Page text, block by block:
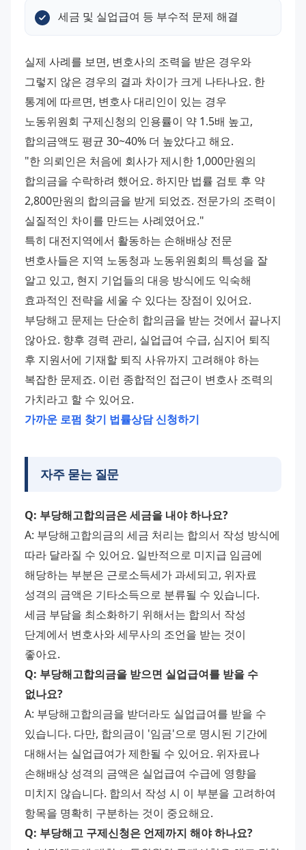
세금 및 실업급여 등 부수적 문제 해결
실제 사례를 보면, 변호사의 조력을 받은 경우와
그렇지 않은 경우의 결과 차이가 크게 나타나요. 한
통계에 따르면, 변호사 대리인이 있는 경우
노동위원회 구제신청의 인용률이 약 1.5배 높고,
합의금액도 평균 30~40% 더 높았다고 해요.
"한 의뢰인은 처음에 회사가 제시한 1,000만원의
합의금을 수락하려 했어요. 하지만 법률 검토 후 약
2,800만원의 합의금을 받게 되었죠. 전문가의 조력이
실질적인 차이를 만드는 사례였어요."
특히 대전지역에서 활동하는 손해배상 전문
변호사들은 지역 노동청과 노동위원회의 특성을 잘
알고 있고, 현지 기업들의 대응 방식에도 익숙해
효과적인 전략을 세울 수 있다는 장점이 있어요.
부당해고 문제는 단순히 합의금을 받는 것에서 끝나지
않아요. 향후 경력 관리, 실업급여 수급, 심지어 퇴직
후 지원서에 기재할 퇴직 사유까지 고려해야 하는
복잡한 문제죠. 이런 종합적인 접근이 변호사 조력의
가치라고 할 수 있어요.
가까운 로펌 찾기 법률상담 신청하기
자주 묻는 질문
Q: 부당해고합의금은 세금을 내야 하나요?
A: 부당해고합의금의 세금 처리는 합의서 작성 방식에
따라 달라질 수 있어요. 일반적으로 미지급 임금에
해당하는 부분은 근로소득세가 과세되고, 위자료
성격의 금액은 기타소득으로 분류될 수 있습니다.
세금 부담을 최소화하기 위해서는 합의서 작성
단계에서 변호사와 세무사의 조언을 받는 것이
좋아요.
Q: 부당해고합의금을 받으면 실업급여를 받을 수
없나요?
A: 부당해고합의금을 받더라도 실업급여를 받을 수
있습니다. 다만, 합의금이 '임금'으로 명시된 기간에
대해서는 실업급여가 제한될 수 있어요. 위자료나
손해배상 성격의 금액은 실업급여 수급에 영향을
미치지 않습니다. 합의서 작성 시 이 부분을 고려하여
항목을 명확히 구분하는 것이 중요해요.
Q: 부당해고 구제신청은 언제까지 해야 하나요?